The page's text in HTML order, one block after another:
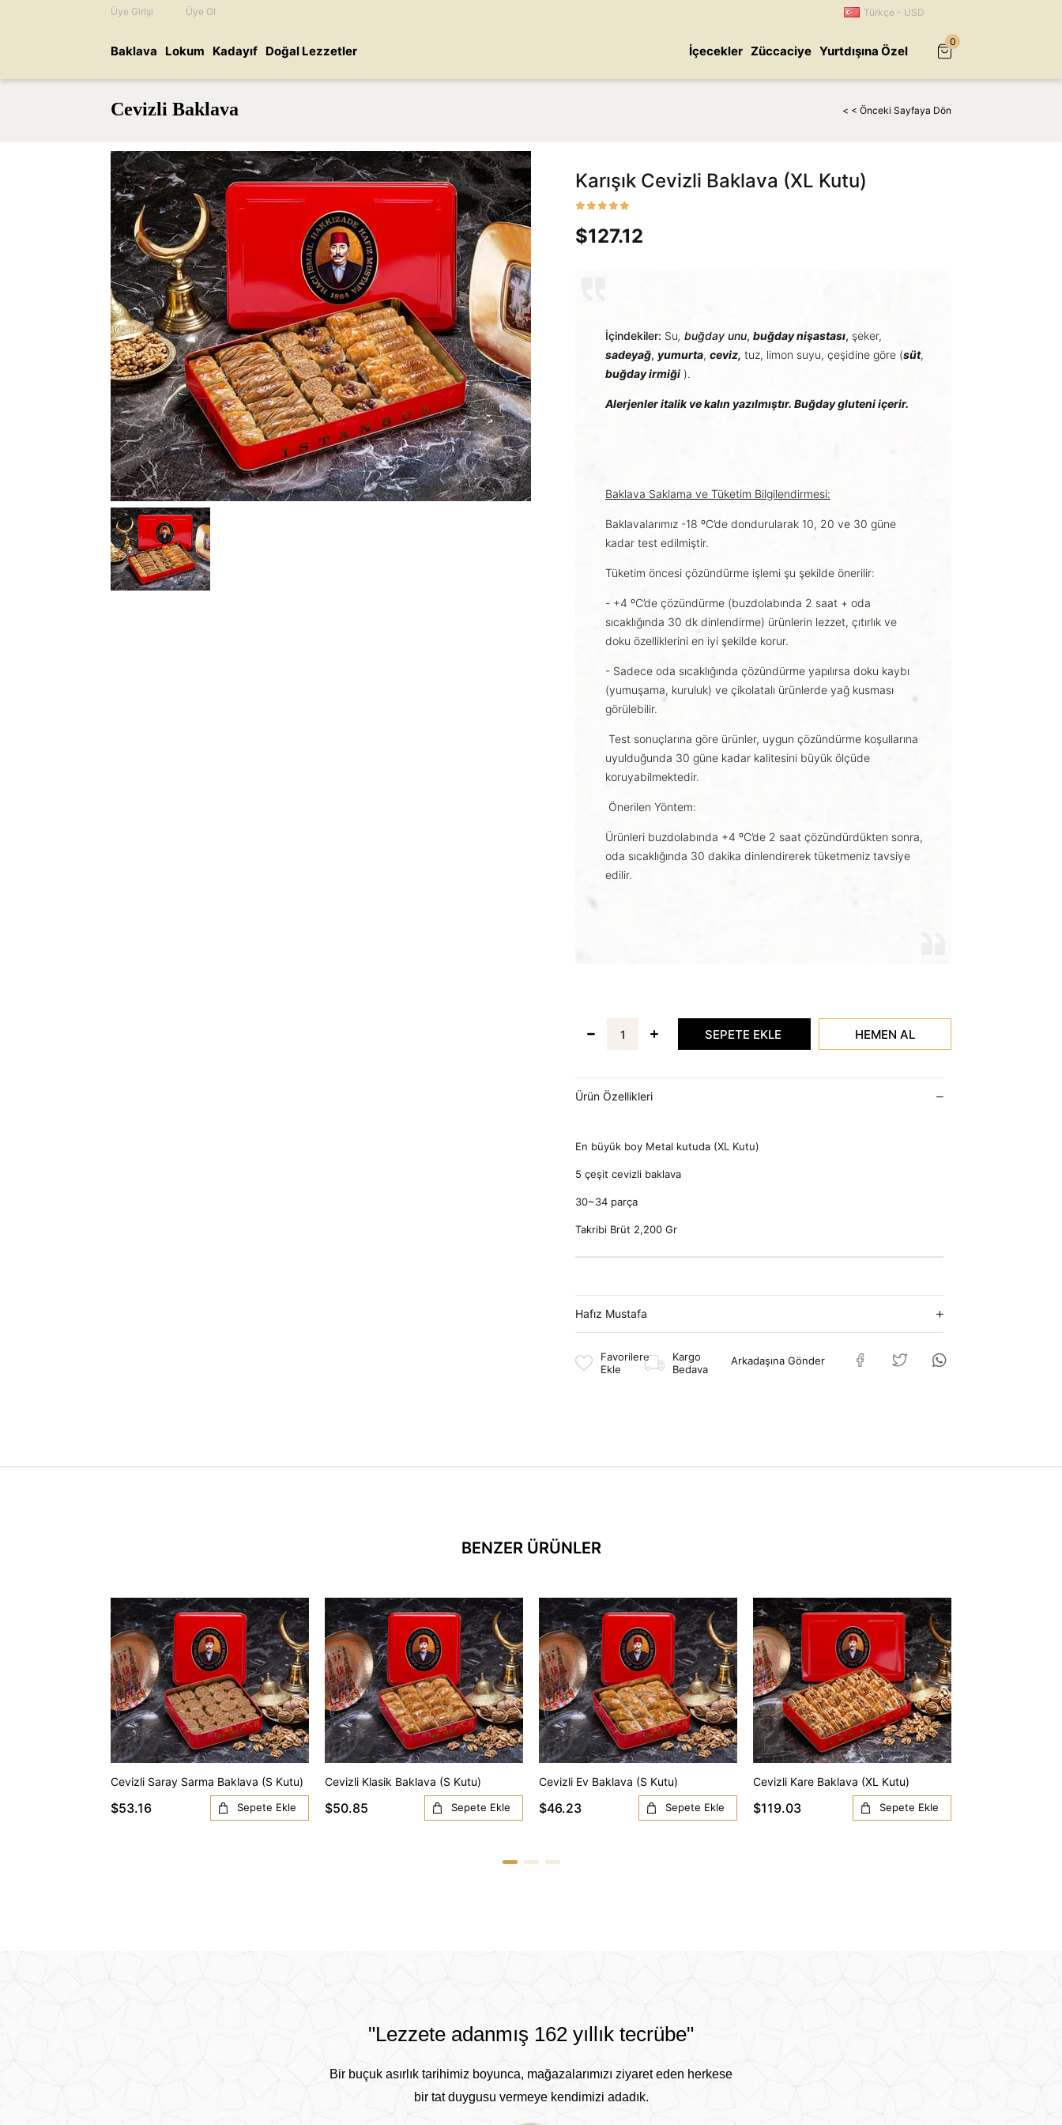
Türkçe - USD
Üye Girişi Üye Ol
Baklava Lokum Kadayıf Doğal Lezzetler Yurtdışına Özel
Züccaciye
İçecekler
0
Cevizli Baklava < < Önceki Sayfaya Dön
Karışık Cevizli Baklava (XL Kutu)
$127.12
İçindekiler: Su, buğday unu, buğday nişastası, şeker,
sadeyağ, yumurta, ceviz, tuz, limon suyu, çeşidine göre (süt,
buğday irmiği ).
Alerjenler italik ve kalın yazılmıştır. Buğday gluteni içerir.
Baklava Saklama ve Tüketim Bilgilendirmesi:
Baklavalarımız -18 ºC’de dondurularak 10, 20 ve 30 güne
kadar test edilmiştir.
Tüketim öncesi çözündürme işlemi şu şekilde önerilir:
- +4 ºC’de çözündürme (buzdolabında 2 saat + oda
sıcaklığında 30 dk dinlendirme) ürünlerin lezzet, çıtırlık ve
doku özelliklerini en iyi şekilde korur.
- Sadece oda sıcaklığında çözündürme yapılırsa doku kaybı
(yumuşama, kuruluk) ve çikolatalı ürünlerde yağ kusması
görülebilir.
Test sonuçlarına göre ürünler, uygun çözündürme koşullarına
uyulduğunda 30 güne kadar kalitesini büyük ölçüde
koruyabilmektedir.
Önerilen Yöntem:
Ürünleri buzdolabında +4 ºC’de 2 saat çözündürdükten sonra,
oda sıcaklığında 30 dakika dinlendirerek tüketmeniz tavsiye
edilir.
Ürün Özellikleri
En büyük boy Metal kutuda (XL Kutu)
5 çeşit cevizli baklava
30~34 parça
Takribi Brüt 2,200 Gr
Hafız Mustafa
Favorilere
Ekle
Kargo
Bedava
Arkadaşına Gönder
BENZER ÜRÜNLER
Cevizli Saray Sarma Baklava (S Kutu)
$53.16 Sepete Ekle
Cevizli Klasik Baklava (S Kutu)
$50.85 Sepete Ekle
Cevizli Ev Baklava (S Kutu)
$46.23 Sepete Ekle
Cevizli Kare Baklava (XL Kutu)
$119.03 Sepete Ekle
"Lezzete adanmış 162 yıllık tecrübe"
Bir buçuk asırlık tarihimiz boyunca, mağazalarımızı ziyaret eden herkese
bir tat duygusu vermeye kendimizi adadık.